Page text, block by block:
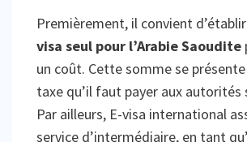
Premièrement, il convient
visa seul pour l’Arabie Saoudite
un coût. Cette somme se
taxe qu’il faut payer aux autorités
Par ailleurs, E-visa international
service d’intermédiaire, en tant